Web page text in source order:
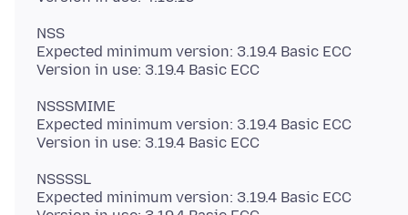
NSS
Expected minimum version: 3.19.4 Basic ECC
NSSSMIME
Expected minimum version: 3.19.4 Basic ECC
NSSSSL
Expected minimum version: 3.19.4 Basic ECC